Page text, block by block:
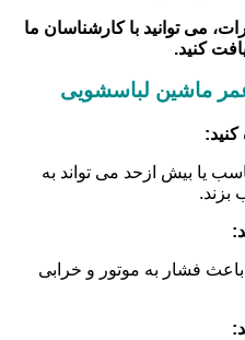
می توانید با کارشناسان ما
کنید.
ماشین لباسشویی
یا بیش ازحد می تواند به
بزند.
فشار به موتور و خرابی